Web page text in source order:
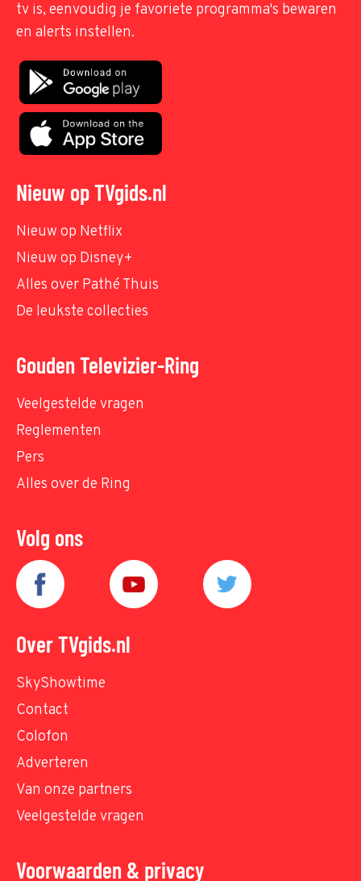
tv is, eenvoudig je favoriete programma's bewaren
en alerts instellen.
Nieuw op TVgids.nl
Nieuw op Netflix
Nieuw op Disney+
Alles over Pathé Thuis
De leukste collecties
Gouden Televizier-Ring
Veelgestelde vragen
Reglementen
Pers
Alles over de Ring
Volg ons
Over TVgids.nl
SkyShowtime
Contact
Colofon
Adverteren
Van onze partners
Veelgestelde vragen
Voorwaarden & privacy